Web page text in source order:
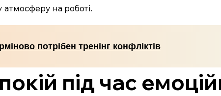
на роботі.
потрібен тренінг конфліктів
під час